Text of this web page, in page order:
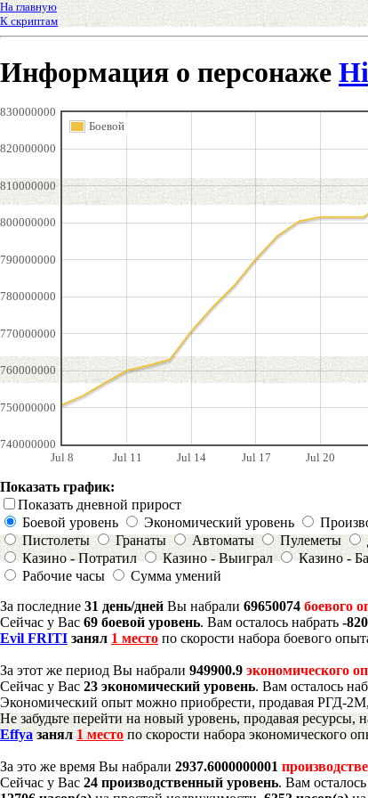
На главную
К скриптам
Информация о персонаже
Jul 8 Jul 11 Jul 14 Jul 17 Jul 20
740000000
750000000
760000000
770000000
780000000
790000000
800000000
810000000
820000000
830000000
Боевой
Показать график:
Показать дневной прирост
Боевой уровень
Экономический уровень
Пистолеты
Гранаты Автоматы Пулеметы
Казино - Потратил
Казино - Выиграл
Казино -
Рабочие часы
Сумма умений
За последние 31 день/дней Вы набрали 69650074 боевого
Сейчас у Вас 69 боевой уровень. Вам осталось набрать -
Evil FRITI занял 1 место по скорости набора боевого
За этот же период Вы набрали 949900.9 экономического
Сейчас у Вас 23 экономический уровень. Вам осталось
Экономический опыт можно приобрести, продавая РГД-
Не забудьте перейти на новый уровень, продавая
Effyaзанял1 место по скорости набора экономического
За это же время Вы набрали 2937.6000000001
Сейчас у Вас 24 производственный уровень. Вам